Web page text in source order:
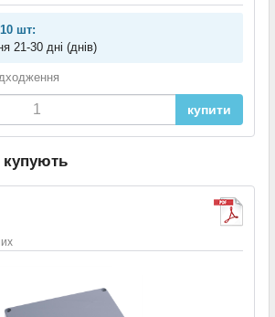
шт:
21-30 дні (днів)
купити